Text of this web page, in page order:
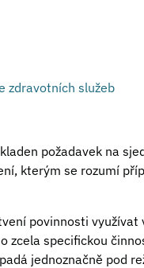
zdravotních služeb
požadavek na
kterým se rozumí
povinnosti využívat
zcela specifickou
jednoznačně pod